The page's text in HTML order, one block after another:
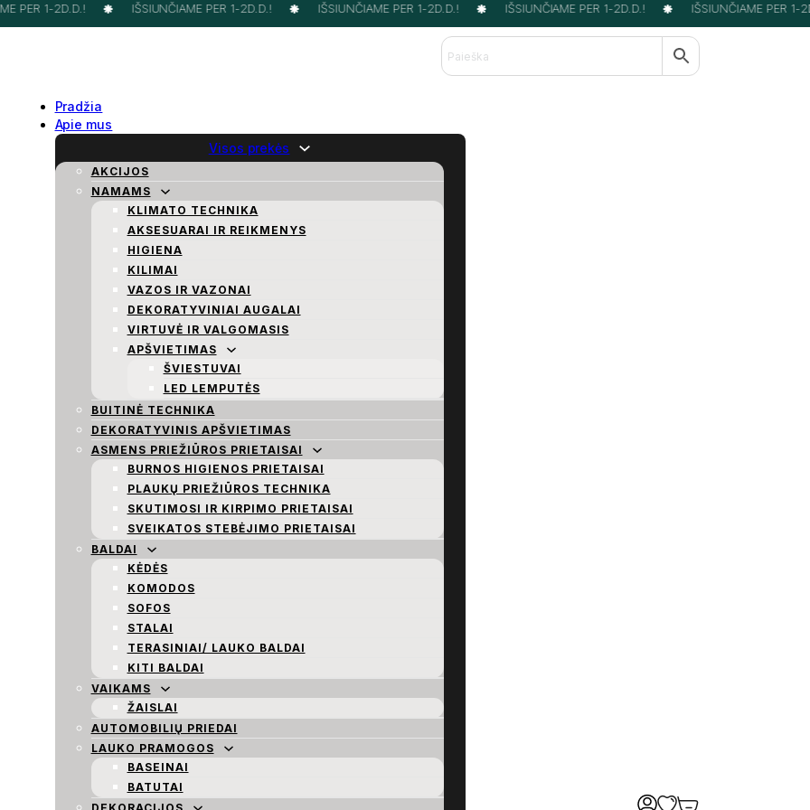
PER 1-2D.D.! IŠSIUNČIAME PER 1-2D.D.! IŠSIUNČIAME PER 1-2D.D.! IŠSIUNČIAME PER 1-2D.D.! IŠSIUNČIAME PER 1-
Pradžia
Apie mus
Visos prekės
AKCIJOS
NAMAMS
KLIMATO TECHNIKA
AKSESUARAI IR REIKMENYS
HIGIENA
KILIMAI
VAZOS IR VAZONAI
DEKORATYVINIAI AUGALAI
VIRTUVĖ IR VALGOMASIS
APŠVIETIMAS
ŠVIESTUVAI
LED LEMPUTĖS
BUITINĖ TECHNIKA
DEKORATYVINIS APŠVIETIMAS
ASMENS PRIEŽIŪROS PRIETAISAI
BURNOS HIGIENOS PRIETAISAI
PLAUKŲ PRIEŽIŪROS TECHNIKA
SKUTIMOSI IR KIRPIMO PRIETAISAI
SVEIKATOS STEBĖJIMO PRIETAISAI
BALDAI
KĖDĖS
KOMODOS
SOFOS
STALAI
TERASINIAI/ LAUKO BALDAI
KITI BALDAI
VAIKAMS
ŽAISLAI
AUTOMOBILIŲ PRIEDAI
LAUKO PRAMOGOS
BASEINAI
BATUTAI